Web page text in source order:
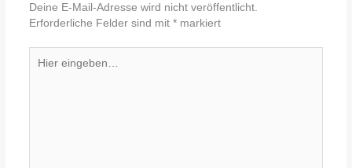
Deine E-Mail-Adresse wird nicht veröffentlicht.
Erforderliche Felder sind mit *markiert
eingeben…